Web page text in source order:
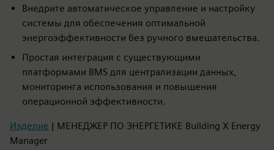
Внедрите автоматическое управление и настройку
системы для обеспечения оптимальной
энергоэффективности без ручного вмешательства.
Простая интеграция с существующими
платформами BMS для централизации данных,
мониторинга использования и повышения
операционной эффективности.
Изделие | МЕНЕДЖЕР ПО ЭНЕРГЕТИКЕ Building X Energy
Manager